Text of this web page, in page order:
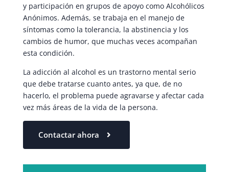
y participación en grupos de apoyo como Alcohólicos
Anónimos. Además, se trabaja en el manejo de
síntomas como la tolerancia, la abstinencia y los
cambios de humor, que muchas veces acompañan
esta condición.
La adicción al alcohol es un trastorno mental serio
que debe tratarse cuanto antes, ya que, de no
hacerlo, el problema puede agravarse y afectar cada
vez más áreas de la vida de la persona.
Contactar ahora